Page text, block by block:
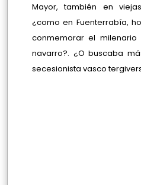
Mayor, también en
¿como en Fuenterrabía,
conmemorar el
navarro?. ¿O buscaba
secesionista vasco